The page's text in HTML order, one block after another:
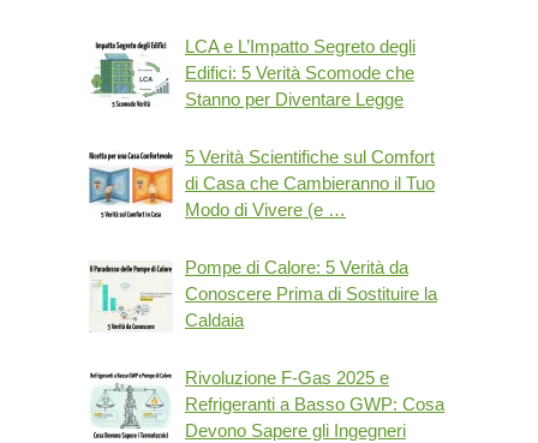
LCA e L’Impatto Segreto degli
Edifici: 5 Verità Scomode che
Stanno per Diventare Legge
5 Verità Scientifiche sul Comfort
di Casa che Cambieranno il Tuo
Modo di Vivere (e …
Pompe di Calore: 5 Verità da
Conoscere Prima di Sostituire la
Caldaia
Rivoluzione F-Gas 2025 e
Refrigeranti a Basso GWP: Cosa
Devono Sapere gli Ingegneri